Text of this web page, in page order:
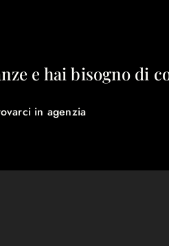
e hai bisogno di
in agenzia